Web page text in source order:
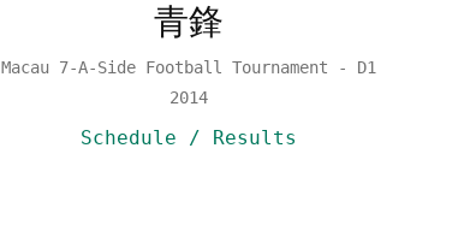
青鋒
Macau 7-A-Side Football Tournament - D1
2014
Schedule / Results